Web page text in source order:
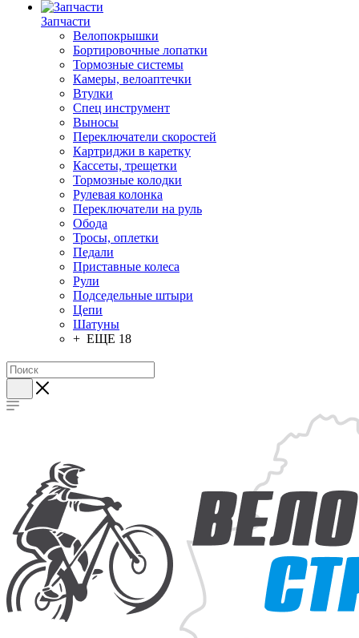
Запчасти
Велопокрышки
Бортировочные лопатки
Тормозные системы
Камеры, велоаптечки
Втулки
Спец инструмент
Выносы
Переключатели скоростей
Картриджи в каретку
Кассеты, трещетки
Тормозные колодки
Рулевая колонка
Переключатели на руль
Обода
Тросы, оплетки
Педали
Приставные колеса
Рули
Подседельные штыри
Цепи
Шатуны
+ ЕЩЕ 18